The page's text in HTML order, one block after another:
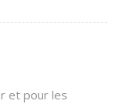
et pour les